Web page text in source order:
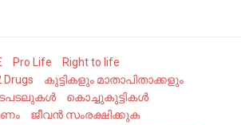
Pro Life
Right to life
Drugs
കുട്ടികളും മാതാപിതാക്കളും
കൊച്ചുകുട്ടികൾ
ജീവൻ സംരക്ഷിക്കുക